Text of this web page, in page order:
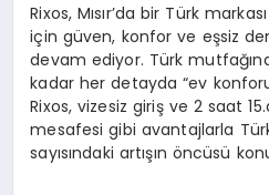
Rixos, Mısır’da bir Türk
için güven, konfor ve eşsiz
devam ediyor. Türk
kadar her detayda “ev
Rixos, vizesiz giriş ve 2 saat
mesafesi gibi avantajlarla
sayısındaki artışın öncüsü